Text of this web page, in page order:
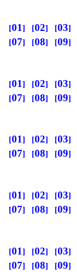
01 02 03
07
08 09
01 02 03
07
08 09
01 02 03
07
08 09
01 02 03
07
08 09
01 02 03
07
08 09